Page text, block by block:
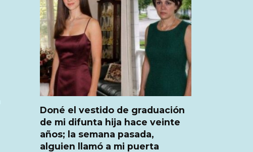
Doné el vestido de graduación
de mi difunta hija hace veinte
años; la semana pasada,
alguien llamó a mi puerta